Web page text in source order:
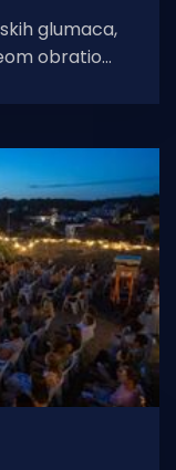
glumaca,
obratio
u Šibeniku. Izrazio